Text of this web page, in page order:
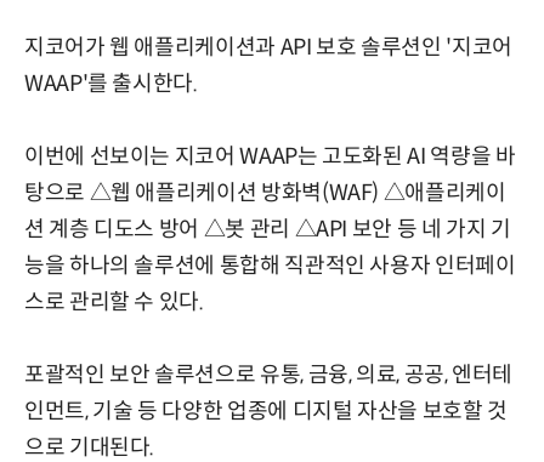
지코어가 웹 애플리케이션과 API 보호 솔루션인 '지코어
WAAP'를 출시한다.
이번에 선보이는 지코어 WAAP는 고도화된 AI 역량을 바
탕으로 △웹 애플리케이션 방화벽(WAF) △애플리케이
션 계층 디도스 방어 △봇 관리 △API 보안 등 네 가지 기
능을 하나의 솔루션에 통합해 직관적인 사용자 인터페이
스로 관리할 수 있다.
포괄적인 보안 솔루션으로 유통, 금융, 의료, 공공, 엔터테
인먼트, 기술 등 다양한 업종에 디지털 자산을 보호할 것
으로 기대된다.